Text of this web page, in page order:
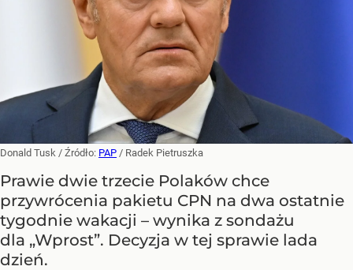
Donald Tusk / Źródło: PAP / Radek Pietruszka
Prawie dwie trzecie Polaków chce
przywrócenia pakietu CPN na dwa ostatnie
tygodnie wakacji – wynika z sondażu
dla „Wprost”. Decyzja w tej sprawie lada
dzień.